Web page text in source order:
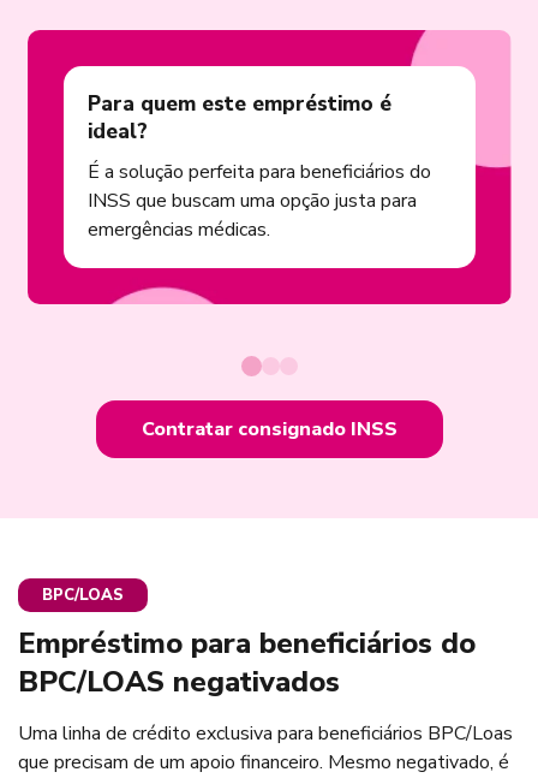
Para quem este empréstimo é
ideal?
É a solução perfeita para beneficiários do
INSS que buscam uma opção justa para
emergências médicas.
Contratar consignado INSS
BPC/LOAS
Empréstimo para beneficiários do
BPC/LOAS negativados
Uma linha de crédito exclusiva para beneficiários BPC/Loas
que precisam de um apoio financeiro. Mesmo negativado, é